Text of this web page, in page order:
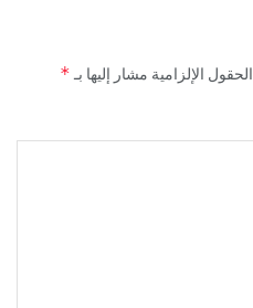
الحقول الإلزامية مشار إليها بـ *